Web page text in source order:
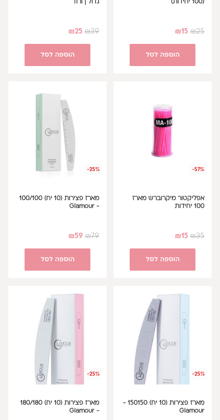
(100 יחידות)
₪25
₪15
הוספה לסל
גדול | ורוד
₪39
₪25
הוספה לסל
-57%
אפליקטור מיקרוברש מארז
100 יחידות
₪35
₪15
הוספה לסל
-25%
מארז פצירות (10 יח) 100/100
- Glamour
₪79
₪59
הוספה לסל
-25%
מארז פצירות (10 יח) 150150 -
Glamour
-25%
מארז פצירות (10 יח) 180/180
- Glamour